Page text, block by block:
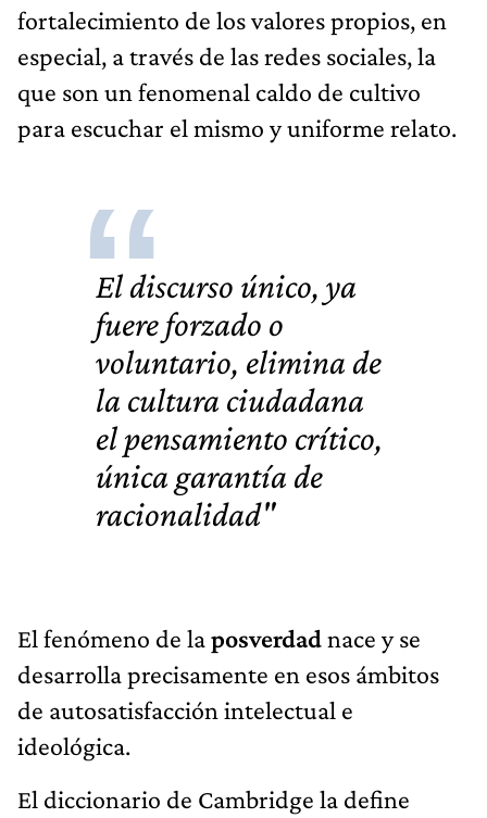
fortalecimiento de los valores propios, en
especial, a través de las redes sociales, la
que son un fenomenal caldo de cultivo
para escuchar el mismo y uniforme relato.
El discurso único, ya
fuere forzado o
voluntario, elimina de
la cultura ciudadana
el pensamiento crítico,
única garantía de
racionalidad"
El fenómeno de laposverdadnace y se
desarrolla precisamente en esos ámbitos
de autosatisfacción intelectual e
ideológica.
El diccionario de Cambridge la define